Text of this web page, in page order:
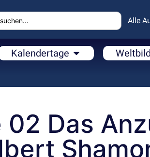
Alle
Kalendertage Weltbild
Das